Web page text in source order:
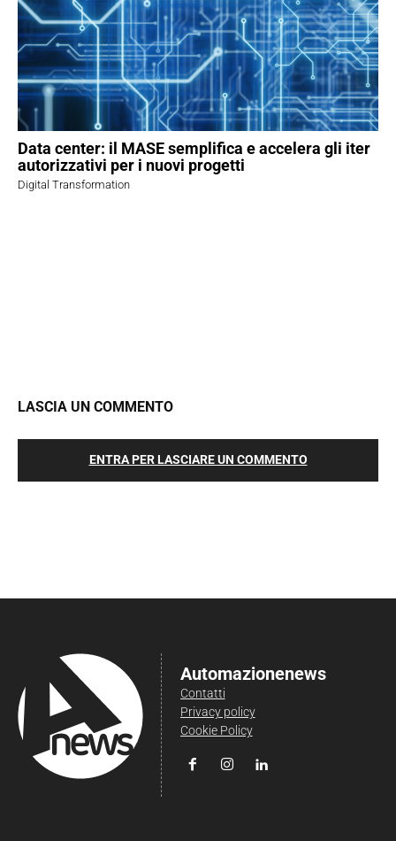
Data center: il MASE semplifica e accelera gli iter
autorizzativi per i nuovi progetti
Digital Transformation
LASCIA UN COMMENTO
ENTRA PER LASCIARE UN COMMENTO
Automazionenews
Contatti
Privacy policy
Cookie Policy